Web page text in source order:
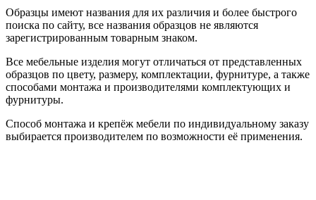
Образцы имеют названия для их различия и более быстрого
поиска по сайту, все названия образцов не являются
зарегистрированным товарным знаком.
Все мебельные изделия могут отличаться от представленных
образцов по цвету, размеру, комплектации, фурнитуре, а также
способами монтажа и производителями комплектующих и
фурнитуры.
Способ монтажа и крепёж мебели по индивидуальному заказу
выбирается производителем по возможности её применения.